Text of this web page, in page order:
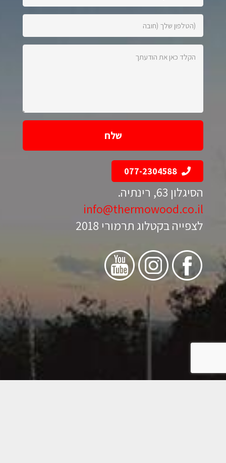
שלך
(חובה):
כאן
077-2304588
הסיגלון 63, רינתיה.
info@thermowood.co.il
לצפייה בקטלוג תרמורי 2018